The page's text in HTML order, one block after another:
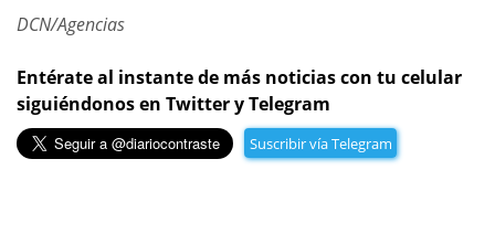
DCN/Agencias
Entérate al instante de más noticias con tu celular
siguiéndonos en Twitter y Telegram
Suscribir vía Telegram